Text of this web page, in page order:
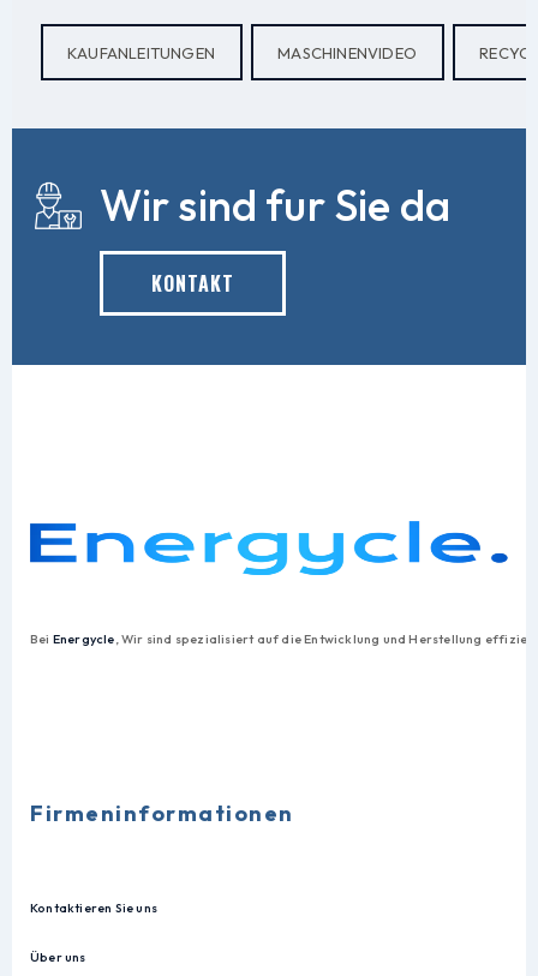
KAUFANLEITUNGEN MASCHINENVIDEO
Wir sind fur Sie da
KONTAKT
Bei Energycle, Wir sind spezialisiert auf die Entwicklung und Herstellung
Firmeninformationen
Kontaktieren Sie uns
Über uns